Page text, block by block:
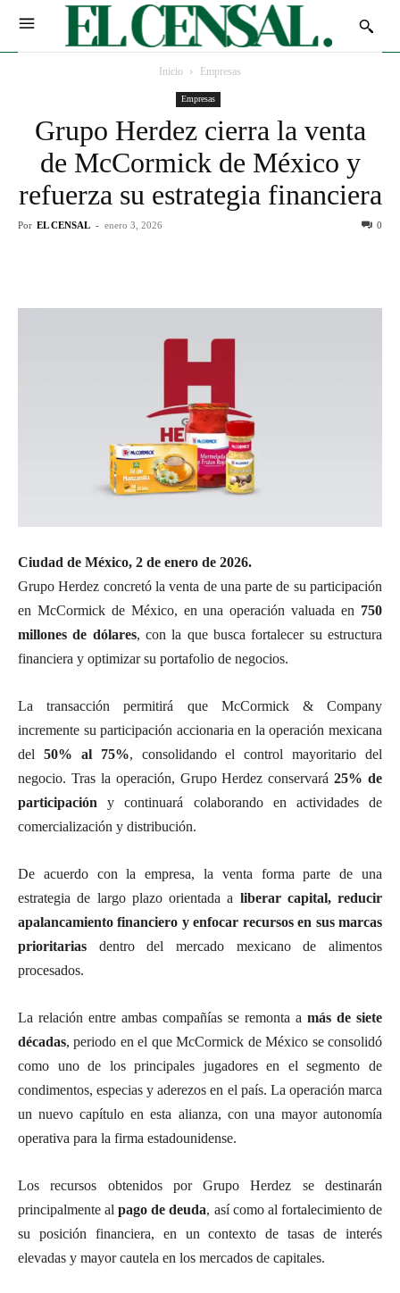
Inicio Empresas
Empresas
Grupo Herdez cierra la venta
de McCormick de México y
refuerza su estrategia financiera
Por EL CENSAL - enero 3, 2026 0
Ciudad de México, 2 de enero de 2026.
Grupo Herdez concretó la venta de una parte de su participación
en McCormick de México, en una operación valuada en 750
millones de dólares, con la que busca fortalecer su estructura
financiera y optimizar su portafolio de negocios.
La transacción permitirá que McCormick & Company
incremente su participación accionaria en la operación mexicana
del 50% al 75%, consolidando el control mayoritario del
negocio. Tras la operación, Grupo Herdez conservará25% de
participación y continuará colaborando en actividades de
comercialización y distribución.
De acuerdo con la empresa, la venta forma parte de una
estrategia de largo plazo orientada a liberar capital, reducir
apalancamiento financiero y enfocar recursos en sus marcas
prioritarias dentro del mercado mexicano de alimentos
procesados.
La relación entre ambas compañías se remonta a más de siete
décadas, periodo en el que McCormick de México se consolidó
como uno de los principales jugadores en el segmento de
condimentos, especias y aderezos en el país. La operación marca
un nuevo capítulo en esta alianza, con una mayor autonomía
operativa para la firma estadounidense.
Los recursos obtenidos por Grupo Herdez se destinarán
principalmente alpago de deuda, así como al fortalecimiento de
su posición financiera, en un contexto de tasas de interés
elevadas y mayor cautela en los mercados de capitales.